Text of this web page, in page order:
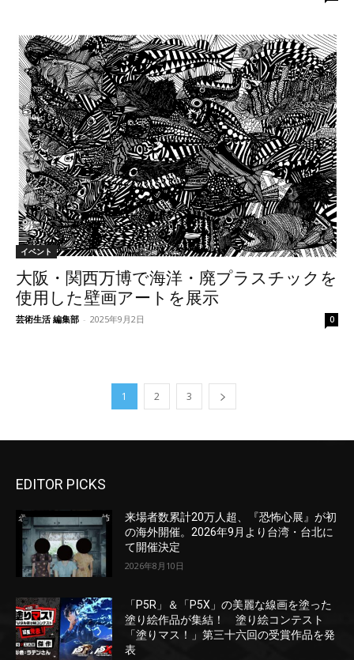
イベント
大阪・関西万博で海洋・廃プラスチックを
使用した壁画アートを展示
芸術生活 編集部 - 2025年9月2日 0
1 2 3
EDITOR PICKS
来場者数累計20万人超、『恐怖心展』が初
の海外開催。2026年9月より台湾・台北に
て開催決定
2026年8月10日
「P5R」＆「P5X」の美麗な線画を塗った
塗り絵作品が集結！ 塗り絵コンテスト
「塗りマス！」第三十六回の受賞作品を発
表